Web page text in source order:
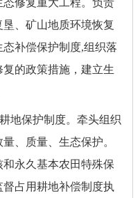
、矿山地质环境恢复
补偿保护制度,组织落
的政策措施，建立生
地保护制度。牵头组织
、质量、生态保护。
永久基本农田特殊保
占用耕地补偿制度执